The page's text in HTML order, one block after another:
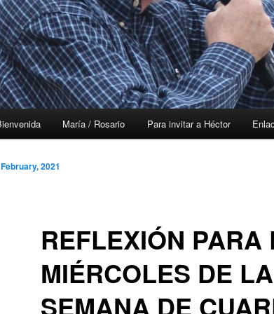
María / Rosario Para invitar a Héctor
REFLEXIÓN PARA
MIÉRCOLES DE
SEMANA DE
2021